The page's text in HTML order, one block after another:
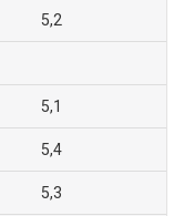
5,2
5,1
5,4
5,3